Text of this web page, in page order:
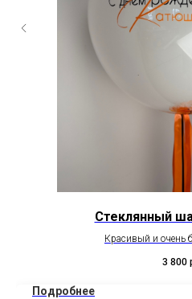
Стеклянный
Красивый и очень
3 800
Подробнее